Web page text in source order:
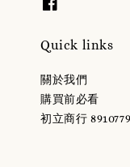
Quick links
關於我們
購買前必看
初立商行